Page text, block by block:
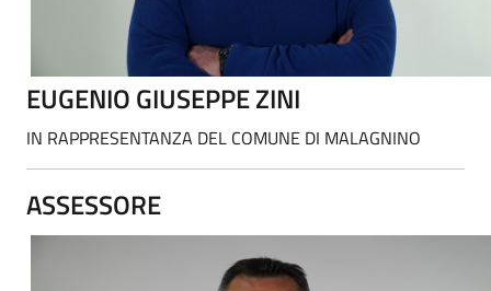
EUGENIO GIUSEPPE ZINI
IN RAPPRESENTANZA DEL COMUNE DI MALAGNINO
ASSESSORE